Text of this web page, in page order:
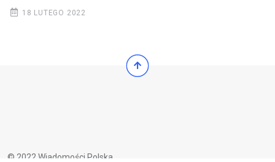
18 LUTEGO 2022
© 2022 Wiadomości Polska